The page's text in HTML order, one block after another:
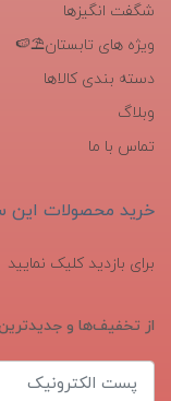
شگفت انگیزها
ویژه های تابستان⛱️🍉
دسته بندی کالاها
وبلاگ
تماس با ما
خرید محصولات این
برای بازدید کلیک نمایید
از تخفیف‌ها و